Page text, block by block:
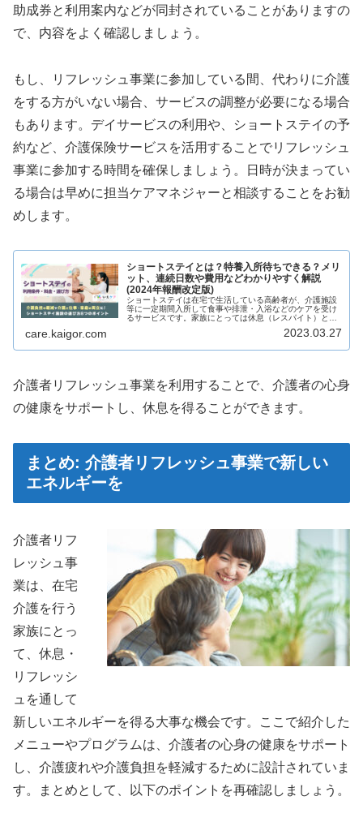
助成券と利用案内などが同封されていることがありますの
で、内容をよく確認しましょう。
もし、リフレッシュ事業に参加している間、代わりに介護
をする方がいない場合、サービスの調整が必要になる場合
もあります。デイサービスの利用や、ショートステイの予
約など、介護保険サービスを活用することでリフレッシュ
事業に参加する時間を確保しましょう。日時が決まってい
る場合は早めに担当ケアマネジャーと相談することをお勧
めします。
ショートステイとは？特養入所待ちできる？メリ
ット、連続日数や費用などわかりやすく解説
(2024年報酬改定版)
ショートステイは在宅で生活している高齢者が、介護施設
等に一定期間入所して食事や排泄・入浴などのケアを受け
るサービスです。家族にとっては休息（レスパイト）とし
care.kaigor.com 2023.03.27
介護者リフレッシュ事業を利用することで、介護者の心身
の健康をサポートし、休息を得ることができます。
まとめ: 介護者リフレッシュ事業で新しい
エネルギーを
介護者リフ
レッシュ事
業は、在宅
介護を行う
家族にとっ
て、休息・
リフレッシ
ュを通して
新しいエネルギーを得る大事な機会です。ここで紹介した
メニューやプログラムは、介護者の心身の健康をサポート
し、介護疲れや介護負担を軽減するために設計されていま
す。まとめとして、以下のポイントを再確認しましょう。